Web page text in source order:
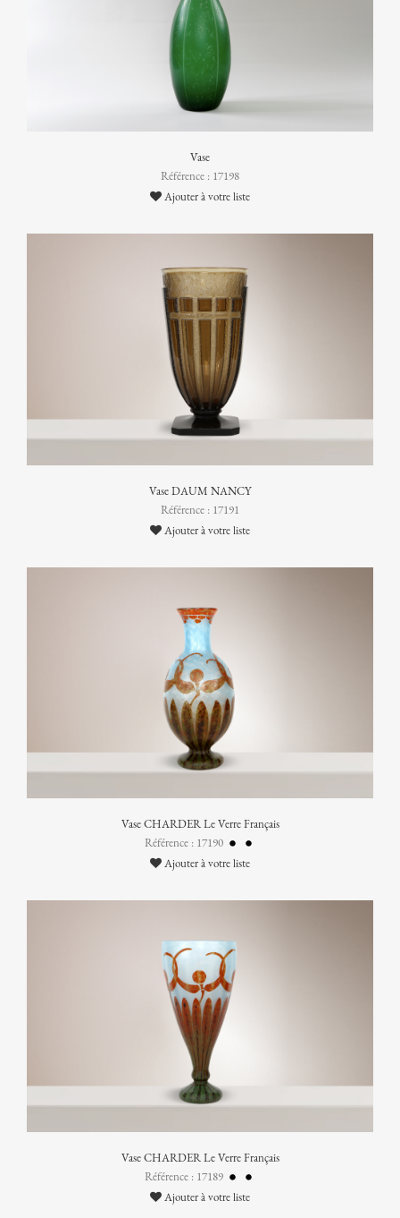
Vase
Référence : 17198
Ajouter à votre liste
Vase DAUM NANCY
Référence : 17191
Ajouter à votre liste
Vase CHARDER Le Verre Français
Référence : 17190
Ajouter à votre liste
Vase CHARDER Le Verre Français
Référence : 17189
Ajouter à votre liste